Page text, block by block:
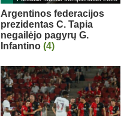
Argentinos federacijos
prezidentas C. Tapia
negailėjo pagyrų G.
Infantino (4)